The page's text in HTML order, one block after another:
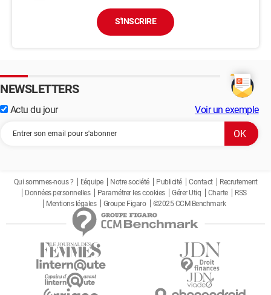
S'INSCRIRE
NEWSLETTERS
Actu du jour Voir un exemple
Qui sommes-nous ? L'équipe Notre société Publicité Contact
Recrutement
Données personnelles
Paramétrer les cookies Gérer Utiq Charte
RSS
Mentions légales
Groupe Figaro ©2025 CCM Benchmark